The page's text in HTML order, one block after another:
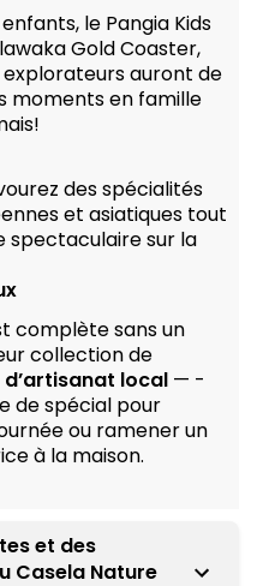
le Pangia Kids
Gold Coaster,
auront de
moments en famille
des spécialités
et asiatiques tout
spectaculaire sur la
complète sans un
collection de
local — -
de spécial pour
ou ramener un
à la maison.
et des
Casela Nature